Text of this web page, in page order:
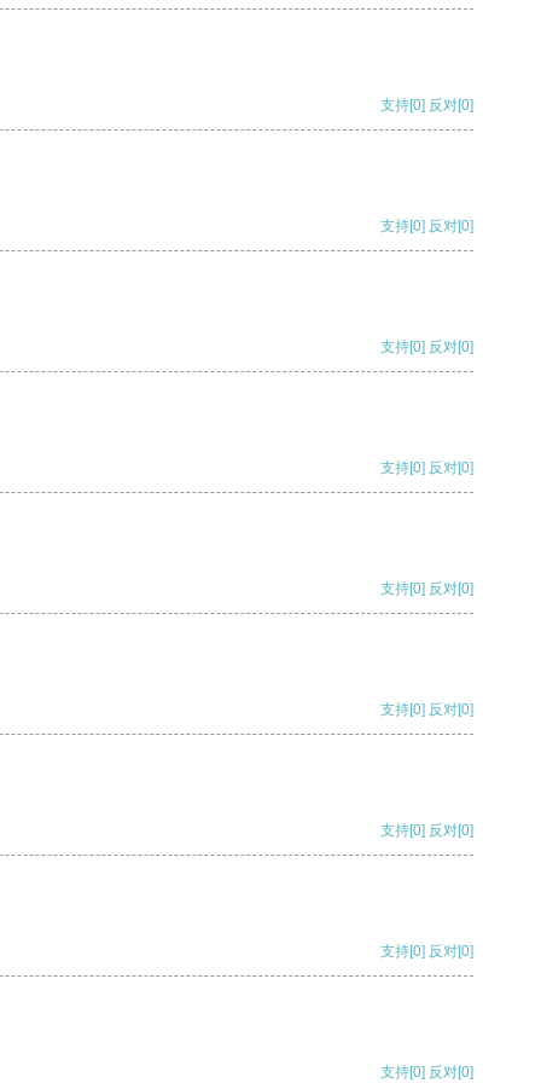
支持[0] 反对[0]
支持[0] 反对[0]
支持[0] 反对[0]
支持[0] 反对[0]
支持[0] 反对[0]
支持[0] 反对[0]
支持[0] 反对[0]
支持[0] 反对[0]
支持[0] 反对[0]